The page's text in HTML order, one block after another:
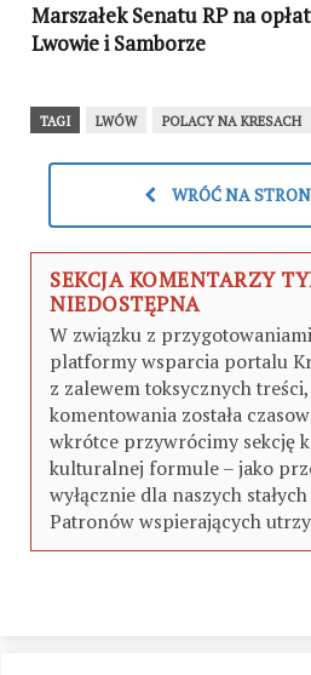
Marszałek Senatu RP na
Lwowie i Samborze
TAGI LWÓW POLACY NA KRESACH
WRÓĆ NA
SEKCJA KOMENTARZY
NIEDOSTĘPNA
W związku z
platformy wsparcia portalu
z zalewem toksycznych
komentowania została
wkrótce przywrócimy sekcję
kulturalnej formule – jako
wyłącznie dla naszych
Patronów wspierających